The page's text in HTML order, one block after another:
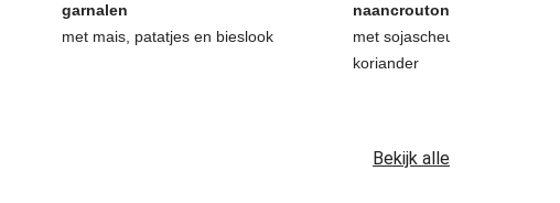
garnalen
met mais, patatjes en bieslook
naancroutons
met sojascheuten, pinda's,
koriander
Bekijk alle